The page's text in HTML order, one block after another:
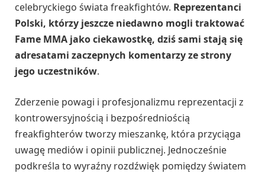
celebryckiego świata freakfightów. Reprezentanci
Polski, którzy jeszcze niedawno mogli traktować
Fame MMA jako ciekawostkę, dziś sami stają się
adresatami zaczepnych komentarzy ze strony
jego uczestników.
Zderzenie powagi i profesjonalizmu reprezentacji z
kontrowersyjnością i bezpośredniością
freakfighterów tworzy mieszankę, która przyciąga
uwagę mediów i opinii publicznej. Jednocześnie
podkreśla to wyraźny rozdźwięk pomiędzy światem